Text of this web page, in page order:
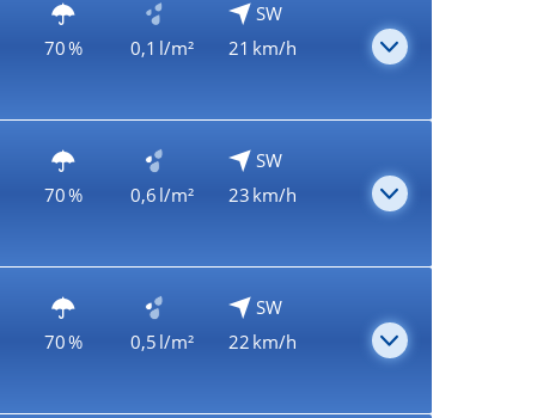
70 % 0,1 l/m²
SW
21 km/h
70 % 0,6 l/m²
SW
23 km/h
70 % 0,5 l/m²
SW
22 km/h